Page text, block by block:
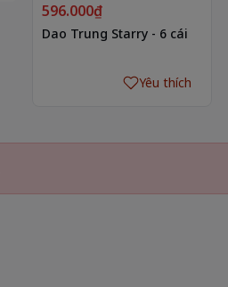
596.000₫
Dao Trung Starry - 6 cái
Yêu thích